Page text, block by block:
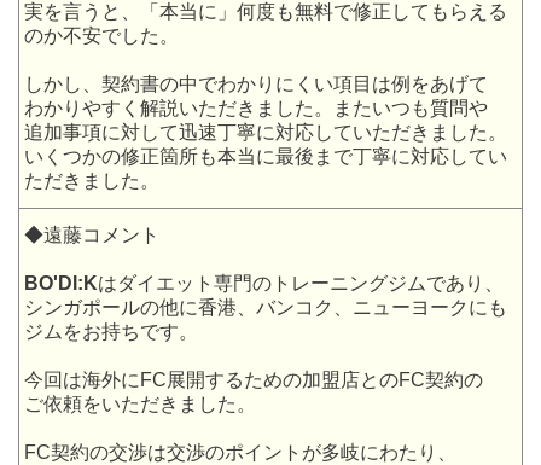
実を言うと、「本当に」何度も無料で修正してもらえる
のか不安でした。
しかし、契約書の中でわかりにくい項目は例をあげて
わかりやすく解説いただきました。またいつも質問や
追加事項に対して迅速丁寧に対応していただきました。
いくつかの修正箇所も本当に最後まで丁寧に対応してい
ただきました。
◆遠藤コメント
BO'DI:Kはダイエット専門のトレーニングジムであり、
シンガポールの他に香港、バンコク、ニューヨークにも
ジムをお持ちです。
今回は海外にFC展開するための加盟店とのFC契約の
ご依頼をいただきました。
FC契約の交渉は交渉のポイントが多岐にわたり、